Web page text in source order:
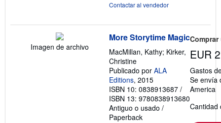
Contactar al vendedor
Imagen de archivo
More Storytime Magic
MacMillan, Kathy; Kirker,
Christine
Publicado por ALA
Editions, 2015
ISBN 10: 0838913687 /
ISBN 13: 9780838913680
Antiguo o usado /
Paperback
EUR
Gastos
Se envía
America
Cantidad